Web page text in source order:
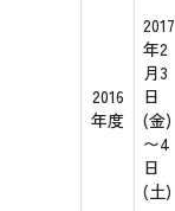
2016
年度
2017
年2
月3
日
(金)
〜4
日
(土)